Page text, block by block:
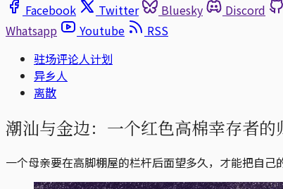
Facebook
Twitter Bluesky Discord
Whatsapp
Youtube
RSS
驻场评论人计划
异乡人
离散
潮汕与金边：一个红色高棉幸存者的
一个母亲要在高脚棚屋的栏杆后面望多久，才能把自己